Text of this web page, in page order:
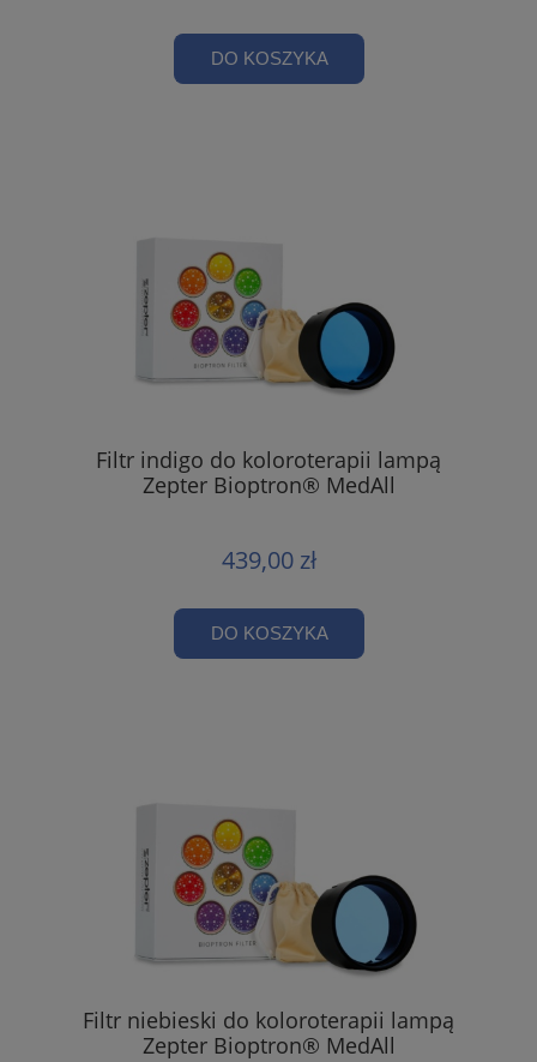
DO KOSZYKA
Filtr indigo do koloroterapii lampą
Zepter Bioptron® MedAll
439,00 zł
DO KOSZYKA
Filtr niebieski do koloroterapii lampą
Zepter Bioptron® MedAll